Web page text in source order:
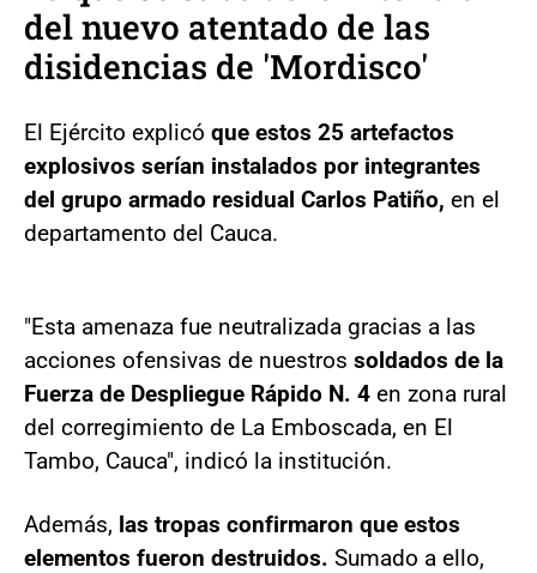
del nuevo atentado de las
disidencias de 'Mordisco'
El Ejército explicó que estos 25 artefactos
explosivos serían instalados por integrantes
del grupo armado residual Carlos Patiño, en el
departamento del Cauca.
"Esta amenaza fue neutralizada gracias a las
acciones ofensivas de nuestros soldados de la
Fuerza de Despliegue Rápido N. 4 en zona rural
del corregimiento de La Emboscada, en El
Tambo, Cauca", indicó la institución.
Además, las tropas confirmaron que estos
elementos fueron destruidos. Sumado a ello,